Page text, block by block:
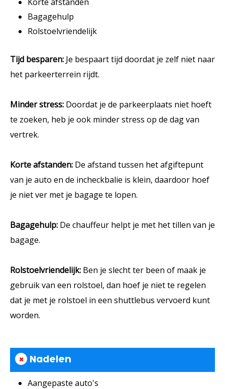
Bagagehulp
Rolstoelvriendelijk
Tijd besparen: Je bespaart tijd doordat je zelf niet naar
het parkeerterrein rijdt.
Minder stress: Doordat je de parkeerplaats niet hoeft
te zoeken, heb je ook minder stress op de dag van
vertrek.
Korte afstanden: De afstand tussen het afgiftepunt
van je auto en de incheckbalie is klein, daardoor hoef
je niet ver met je bagage te lopen.
Bagagehulp: De chauffeur helpt je met het tillen van je
bagage.
Rolstoelvriendelijk: Ben je slecht ter been of maak je
gebruik van een rolstoel, dan hoef je niet te regelen
dat je met je rolstoel in een shuttlebus vervoerd kunt
worden.
× Nadelen
Aangepaste auto's